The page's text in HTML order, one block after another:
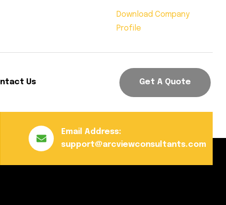
Download Company
Profile
Us Get A Quote
Email Address:
support@arcviewconsultants.com